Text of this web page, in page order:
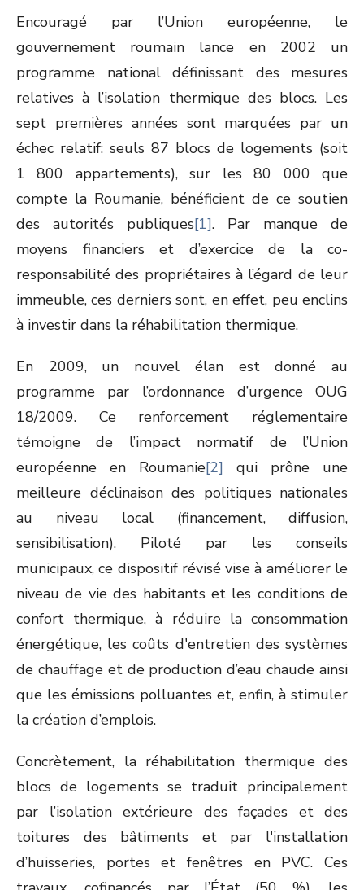
Encouragé par l’Union européenne, le
gouvernement roumain lance en 2002 un
programme national définissant des mesures
relatives à l’isolation thermique des blocs. Les
sept premières années sont marquées par un
échec relatif: seuls 87 blocs de logements (soit
1 800 appartements), sur les 80 000 que
compte la Roumanie, bénéficient de ce soutien
des autorités publiques[1]. Par manque de
moyens financiers et d’exercice de la co-
responsabilité des propriétaires à l’égard de leur
immeuble, ces derniers sont, en effet, peu enclins
à investir dans la réhabilitation thermique.
En 2009, un nouvel élan est donné au
programme par l’ordonnance d’urgence OUG
18/2009. Ce renforcement réglementaire
témoigne de l’impact normatif de l’Union
européenne en Roumanie[2] qui prône une
meilleure déclinaison des politiques nationales
au niveau local (financement, diffusion,
sensibilisation). Piloté par les conseils
municipaux, ce dispositif révisé vise à améliorer le
niveau de vie des habitants et les conditions de
confort thermique, à réduire la consommation
énergétique, les coûts d'entretien des systèmes
de chauffage et de production d’eau chaude ainsi
que les émissions polluantes et, enfin, à stimuler
la création d’emplois.
Concrètement, la réhabilitation thermique des
blocs de logements se traduit principalement
par l’isolation extérieure des façades et des
toitures des bâtiments et par l'installation
d’huisseries, portes et fenêtres en PVC. Ces